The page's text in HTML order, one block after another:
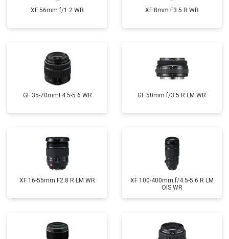
XF 56mm f/1.2 WR XF 8mm F3.5 R WR
GF 35-70mmF4.5-5.6 WR GF 50mm f/3.5 R LM WR
XF 16-55mm F2.8 R LM WR
XF 100-400mm f/4.5-5.6 R LM
OIS WR